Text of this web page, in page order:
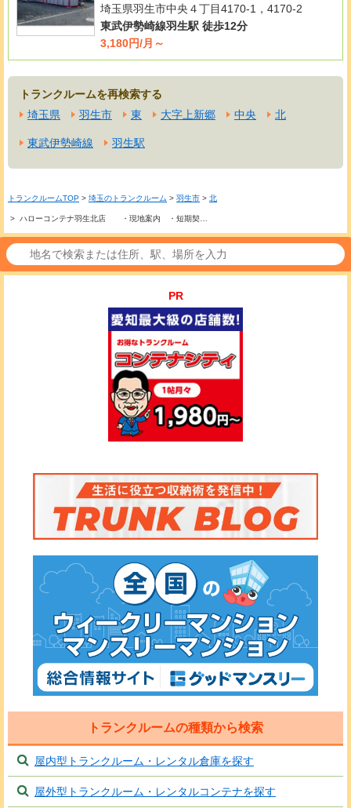
埼玉県羽生市中央４丁目4170-1，4170-2
東武伊勢崎線羽生駅 徒歩12分
3,180円/月～
トランクルームを再検索する
埼玉県
羽生市 東 大字上新郷 中央 北
東武伊勢崎線 羽生駅
トランクルームTOP > 埼玉のトランクルーム > 羽生市 > 北
> ハローコンテナ羽生北店 ・現地案内 ・短期契…
PR
トランクルームの種類から検索
屋内型トランクルーム・レンタル倉庫を探す
屋外型トランクルーム・レンタルコンテナを探す